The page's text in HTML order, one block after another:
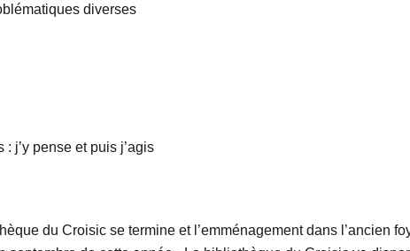
diverses
j’y pense et puis j’agis
du Croisic se termine et l’emménagement dans l’ancien